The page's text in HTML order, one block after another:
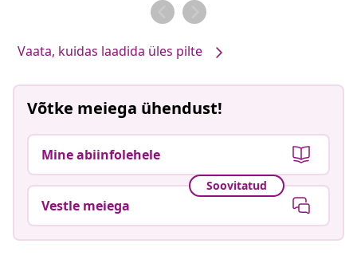
Vaata, kuidas laadida üles pilte
Võtke meiega ühendust!
Mine abiinfolehele
Soovitatud
Vestle meiega